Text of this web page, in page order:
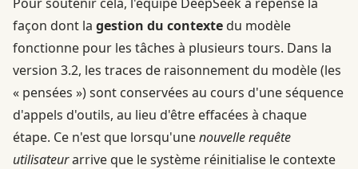
façon dont la gestion du contextedu modèle
fonctionne pour les tâches à plusieurs tours. Dans la
version 3.2, les traces de raisonnement du modèle (les
« pensées ») sont conservées au cours d'une séquence
d'appels d'outils, au lieu d'être effacées à chaque
étape. Ce n'est que lorsqu'unenouvelle requête
utilisateurarrive que le système réinitialise le contexte